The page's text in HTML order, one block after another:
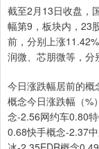
截至2月13日收盘，
幅第9，板块内，23
前，分别上涨
润微、芯朋微等，分
今日涨跌幅居前的概
概念今日涨跌幅（%
念-2.56网约车0.80
0.68快手概念-2.37